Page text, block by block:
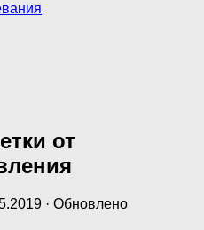
от
· Обновлено